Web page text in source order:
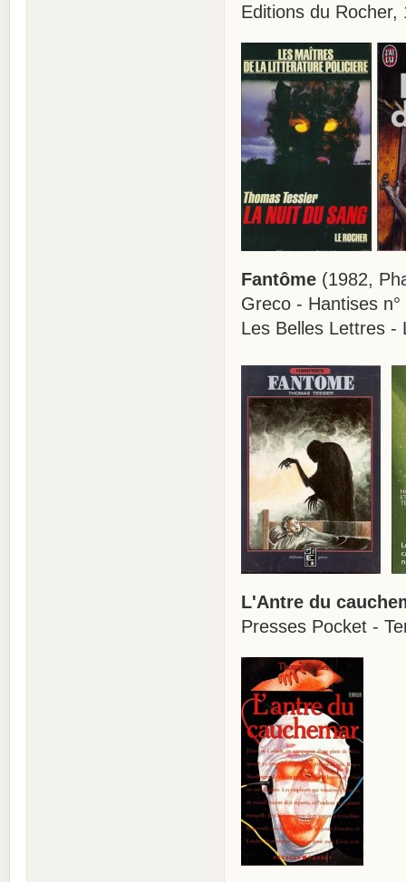
Editions du Rocher,
Fantôme (1982,
Greco - Hantises
Les Belles Lettres -
L'Antre du
Presses Pocket -